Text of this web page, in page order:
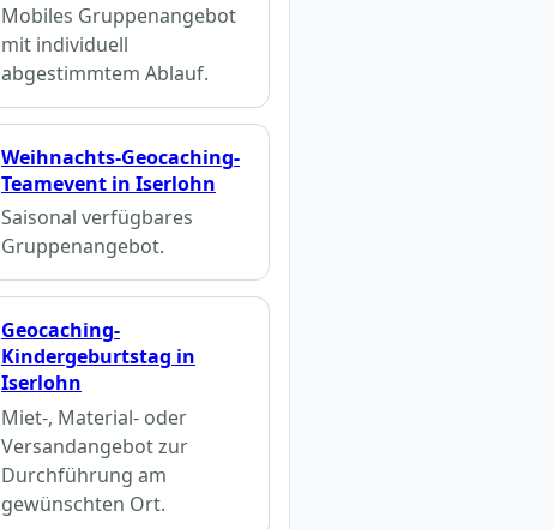
Mobiles Gruppenangebot
mit individuell
abgestimmtem Ablauf.
Weihnachts-Geocaching-
Teamevent in Iserlohn
Saisonal verfügbares
Gruppenangebot.
Geocaching-
Kindergeburtstag in
Iserlohn
Miet-, Material- oder
Versandangebot zur
Durchführung am
gewünschten Ort.